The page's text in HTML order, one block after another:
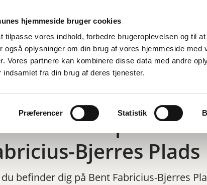
hjemmeside bruger cookies
tilpasse vores indhold, forbedre brugeroplevelsen og til
også oplysninger om din brug af vores hjemmeside med
Vores partnere kan kombinere disse data med andre
fra din brug af deres tjenester.
Præferencer Statistik
Nyheder Kalender Byguide
på Bent
Bjerres Plads
befinder dig på Bent Fabricius-Bjerres